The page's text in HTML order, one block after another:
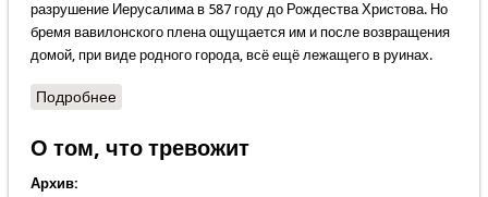
разрушение Иерусалима в 587 году до Рождества Христова. Но
бремя вавилонского плена ощущается им и после возвращения
домой, при виде родного города, всё ещё лежащего в руинах.
Подробнеео Эта песнь – наш сегодняшний скорбный час
О том, что тревожит
Архив: